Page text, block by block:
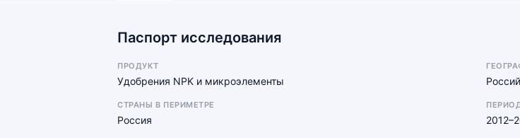
Паспорт исследования
ПРОДУКТ
Удобрения NPK и микроэлементы
СТРАНЫ В ПЕРИМЕТРЕ
Россия